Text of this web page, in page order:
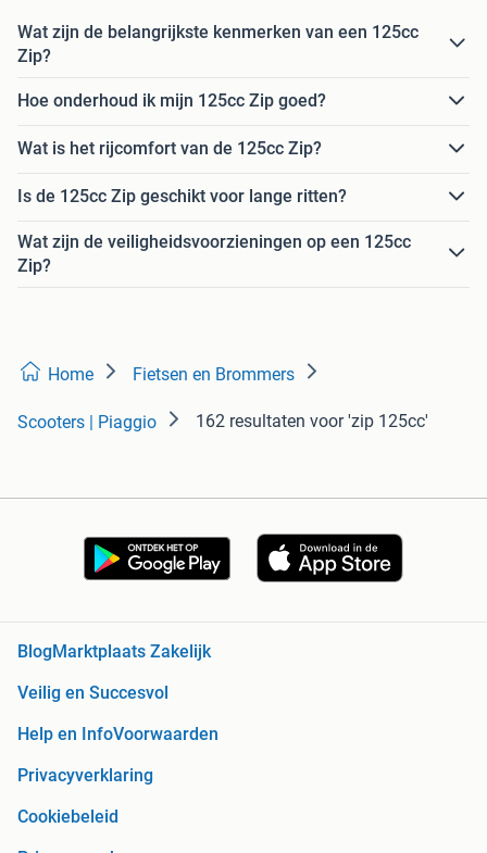
Wat zijn de belangrijkste kenmerken van een 125cc
Zip?
Hoe onderhoud ik mijn 125cc Zip goed?
Wat is het rijcomfort van de 125cc Zip?
Is de 125cc Zip geschikt voor lange ritten?
Wat zijn de veiligheidsvoorzieningen op een 125cc
Zip?
Home Fietsen en Brommers
Scooters | Piaggio 162 resultaten voor 'zip 125cc'
BlogMarktplaats Zakelijk
Veilig en Succesvol
Help en InfoVoorwaarden
Privacyverklaring
Cookiebeleid